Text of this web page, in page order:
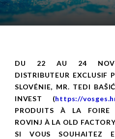
DU 22 AU 24
DISTRIBUTEUR EXCLUSIF
SLOVÉNIE, MR. TEDI
INVEST (https://
PRODUITS À LA FOIRE
ROVINJ À LA OLD
SI VOUS SOUHAITEZ